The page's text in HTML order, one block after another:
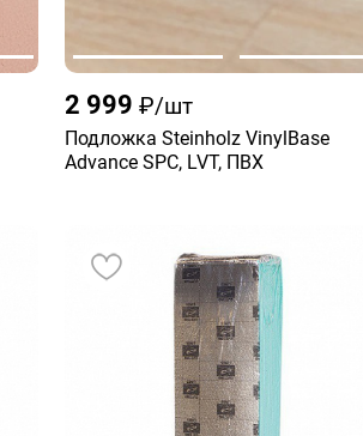
2 999₽/шт
Подложка Steinholz VinylBase
Advance SPC, LVT, ПВХ